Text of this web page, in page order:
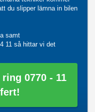
du slipper lämna in bilen
samt
11 så hittar vi det
0770 - 11